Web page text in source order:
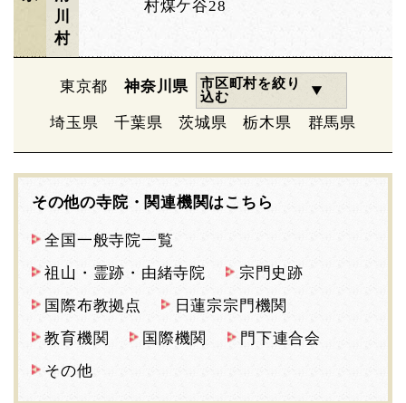
川
村
村煤ケ谷28
東京都 神奈川県
市区町村を絞り
込む
埼玉県 千葉県 茨城県 栃木県 群馬県
その他の寺院・関連機関はこちら
全国一般寺院一覧
祖山・霊跡・由緒寺院
宗門史跡
国際布教拠点
日蓮宗宗門機関
教育機関
国際機関
門下連合会
その他